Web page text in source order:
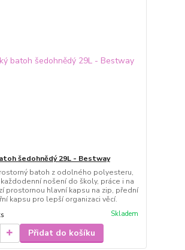
šedohnědý 29L - Bestway
batoh z odolného polyesteru,
nošení do školy, práce i na
prostornou hlavní kapsu na zip, přední
kapsu pro lepší organizaci věcí.
Skladem
Přidat do košíku